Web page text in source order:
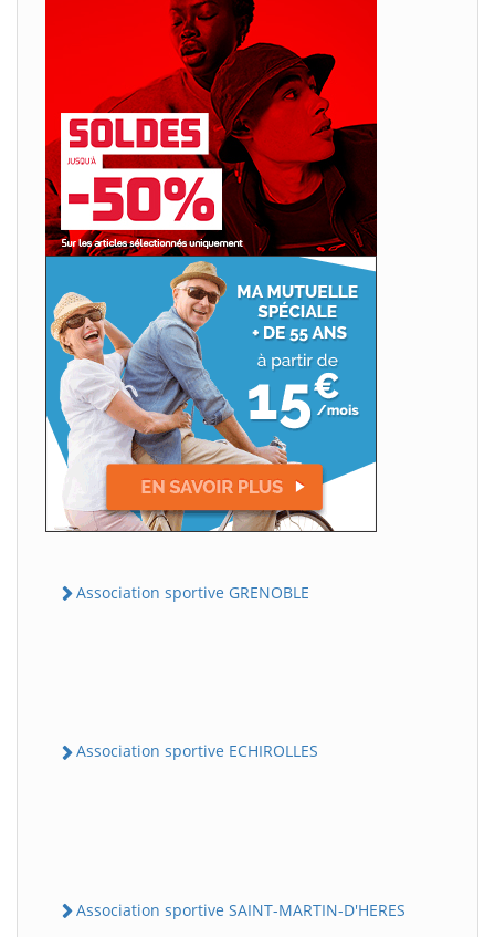
Association sportive GRENOBLE
Association sportive ECHIROLLES
Association sportive SAINT-MARTIN-D'HERES